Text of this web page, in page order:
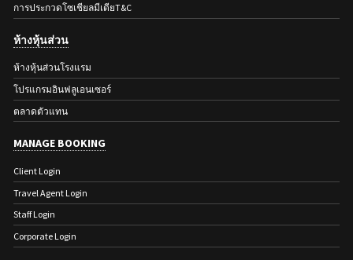
การประกวดโซเชียลมีเดียT&C
ห้างหุ้นส่วน
ห้างหุ้นส่วนโรงแรม
โปรแกรมอินฟลูเอนเซอร์
ตลาดตัวแทน
MANAGE BOOKING
Client Login
Travel Agent Login
Staff Login
Corporate Login